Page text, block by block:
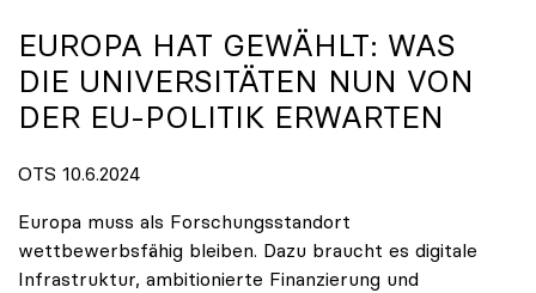
EUROPA HAT GEWÄHLT: WAS
DIE UNIVERSITÄTEN NUN VON
DER EU-POLITIK ERWARTEN
OTS 10.6.2024
Europa muss als Forschungsstandort
wettbewerbsfähig bleiben. Dazu braucht es digitale
Infrastruktur, ambitionierte Finanzierung und